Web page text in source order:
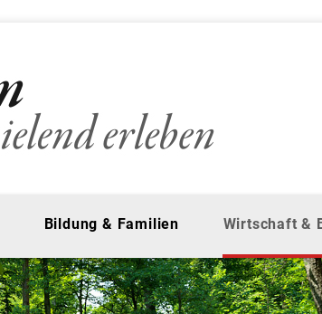
Bildung & Familien Wirtschaft &